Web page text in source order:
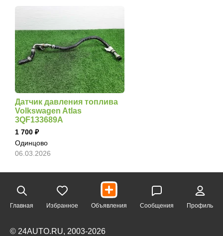
Датчик давления топлива
Volkswagen Atlas
3QF133689A
1 700
Одинцово
06.03.2026
Главная Избранное Объявления Сообщения Профиль
© 24AUTO.RU, 2003-2026